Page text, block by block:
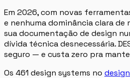
Em 2026, com novas
e nenhuma dominância clara
sua documentação de design
dívida técnica desnecessária.
seguro — e custa zero pra
Os 461 design systems no